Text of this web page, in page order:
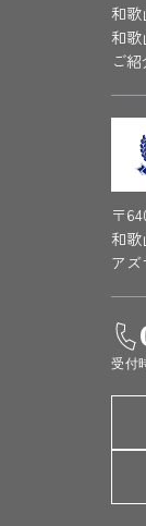
和歌
和
ご
〒
和歌
ア
受付